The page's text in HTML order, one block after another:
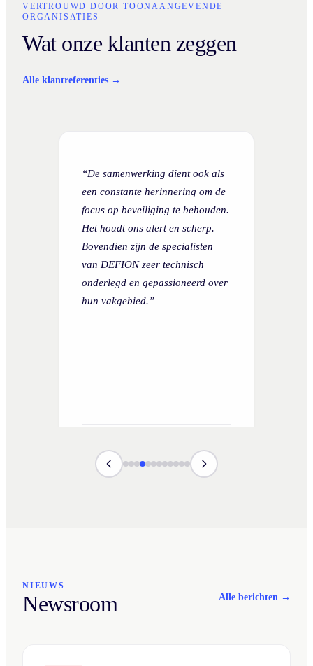
VERTROUWD DOOR TOONAANGEVENDE
ORGANISATIES
Wat onze klanten zeggen
Alle klantreferenties →
“De samenwerking dient ook als
een constante herinnering om de
focus op beveiliging te behouden.
Het houdt ons alert en scherp.
Bovendien zijn de specialisten
van DEFION zeer technisch
onderlegd en gepassioneerd over
hun vakgebied.”
E-commerce ·
NIEUWS
Newsroom Alle berichten →